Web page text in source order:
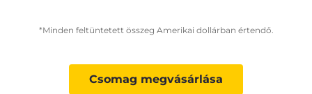
*Minden feltüntetett összeg Amerikai dollárban értendő.
Csomag megvásárlása